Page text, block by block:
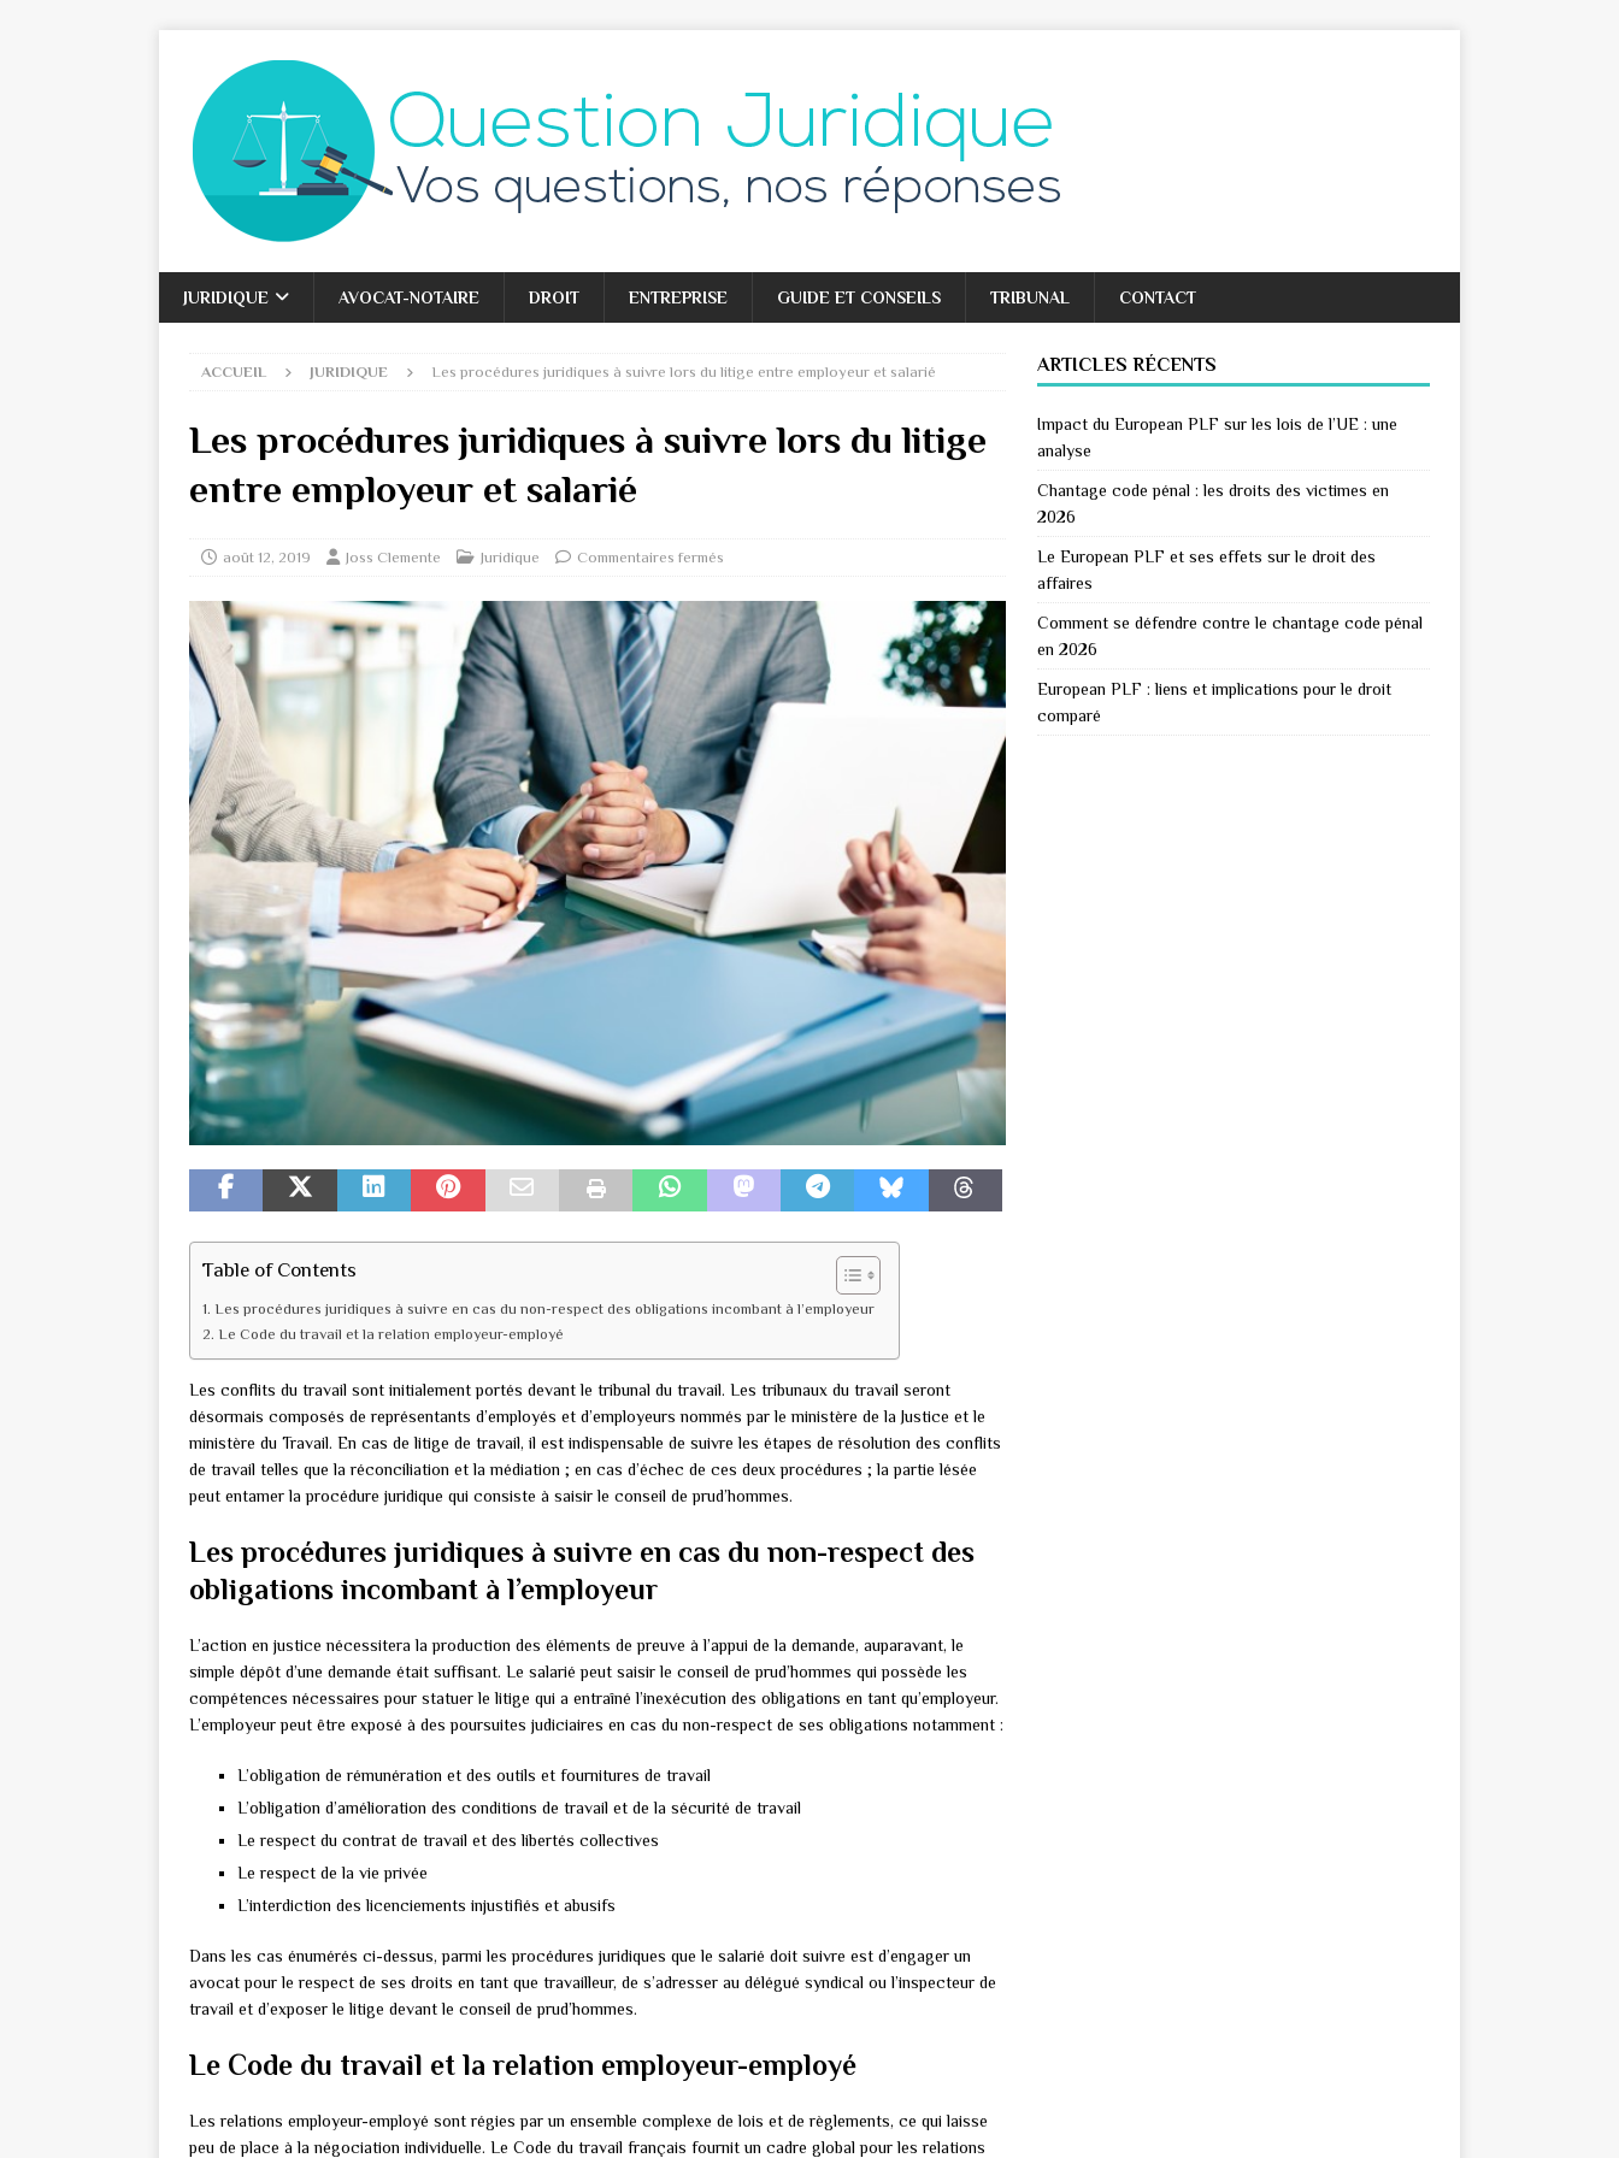
JURIDIQUE AVOCAT-NOTAIRE DROIT ENTREPRISE GUIDE ET CONSEILS TRIBUNAL CONTACT
ACCUEIL JURIDIQUE Les procédures juridiques à suivre lors du litige entre employeur et salarié
Les procédures juridiques à suivre lors du litige
entre employeur et salarié
août 12, 2019 Joss Clemente Juridique Commentaires fermés
Table of Contents
Les procédures juridiques à suivre en cas du non-respect des obligations incombant à l’employeur
Le Code du travail et la relation employeur-employé
Les conflits du travail sont initialement portés devant le tribunal du travail. Les tribunaux du travail seront
désormais composés de représentants d’employés et d’employeurs nommés par le ministère de la Justice et le
ministère du Travail. En cas de litige de travail, il est indispensable de suivre les étapes de résolution des conflits
de travail telles que la réconciliation et la médiation ; en cas d’échec de ces deux procédures ; la partie lésée
peut entamer la procédure juridique qui consiste à saisir le conseil de prud’hommes.
Les procédures juridiques à suivre en cas du non-respect des
obligations incombant à l’employeur
L’action en justice nécessitera la production des éléments de preuve à l’appui de la demande, auparavant, le
simple dépôt d’une demande était suffisant. Le salarié peut saisir le conseil de prud’hommes qui possède les
compétences nécessaires pour statuer le litige qui a entraîné l’inexécution des obligations en tant qu’employeur.
L’employeur peut être exposé à des poursuites judiciaires en cas du non-respect de ses obligations notamment :
L’obligation de rémunération et des outils et fournitures de travail
L’obligation d’amélioration des conditions de travail et de la sécurité de travail
Le respect du contrat de travail et des libertés collectives
Le respect de la vie privée
L’interdiction des licenciements injustifiés et abusifs
Dans les cas énumérés ci-dessus, parmi les procédures juridiques que le salarié doit suivre est d’engager un
avocat pour le respect de ses droits en tant que travailleur, de s’adresser au délégué syndical ou l’inspecteur de
travail et d’exposer le litige devant le conseil de prud’hommes.
Le Code du travail et la relation employeur-employé
Les relations employeur-employé sont régies par un ensemble complexe de lois et de règlements, ce qui laisse
peu de place à la négociation individuelle. Le Code du travail français fournit un cadre global ​​pour les relations
ARTICLES RÉCENTS
Impact du European PLF sur les lois de l’UE : une
analyse
Chantage code pénal : les droits des victimes en
2026
Le European PLF et ses effets sur le droit des
affaires
Comment se défendre contre le chantage code pénal
en 2026
European PLF : liens et implications pour le droit
comparé